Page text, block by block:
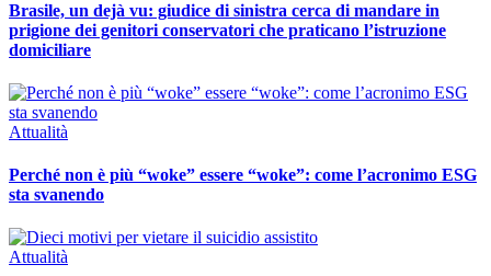
Brasile, un dejà vu: giudice di sinistra cerca di mandare in
prigione dei genitori conservatori che praticano l’istruzione
domiciliare
Attualità
Perché non è più “woke” essere “woke”: come l’acronimo ESG
sta svanendo
Attualità